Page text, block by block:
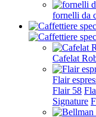
fornelli da
Cafelat
Flair
Flair 58
Signature